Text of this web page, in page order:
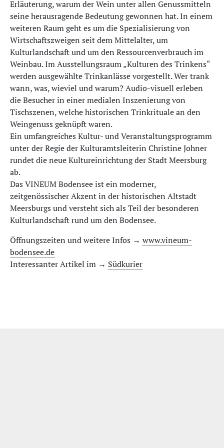
Erläuterung, warum der Wein unter allen Genussmitteln
seine herausragende Bedeutung gewonnen hat. In einem
weiteren Raum geht es um die Spezialisierung von
Wirtschaftszweigen seit dem Mittelalter, um
Kulturlandschaft und um den Ressourcenverbrauch im
Weinbau. Im Ausstellungsraum „Kulturen des Trinkens“
werden ausgewählte Trinkanlässe vorgestellt. Wer trank
wann, was, wieviel und warum? Audio-visuell erleben
die Besucher in einer medialen Inszenierung von
Tischszenen, welche historischen Trinkrituale an den
Weingenuss geknüpft waren.
Ein umfangreiches Kultur- und Veranstaltungsprogramm
unter der Regie der Kulturamtsleiterin Christine Johner
rundet die neue Kultureinrichtung der Stadt Meersburg
ab.
Das VINEUM Bodensee ist ein moderner,
zeitgenössischer Akzent in der historischen Altstadt
Meersburgs und versteht sich als Teil der besonderen
Kulturlandschaft rund um den Bodensee.
Öffnungszeiten und weitere Infos → www.vineum-
bodensee.de
Interessanter Artikel im → Südkurier